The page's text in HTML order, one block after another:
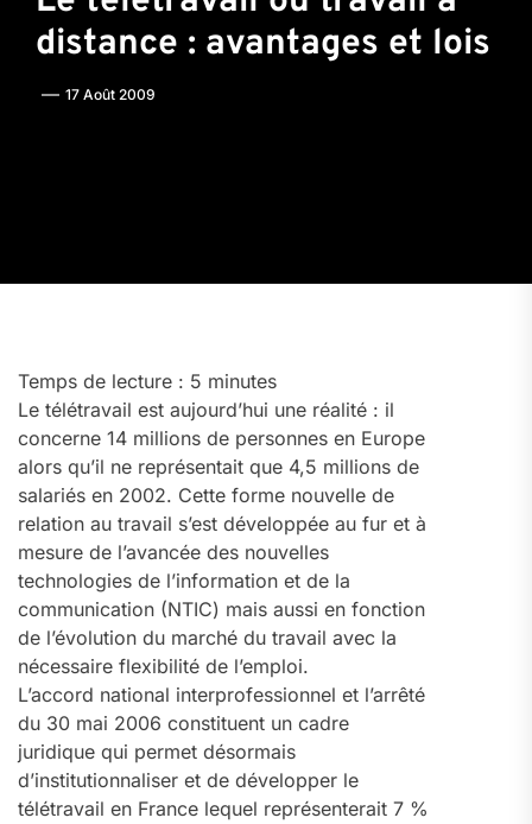
distance : avantages et lois
17 Août 2009
Temps de lecture : 5 minutes
Le télétravail est aujourd’hui une réalité : il
concerne 14 millions de personnes en Europe
alors qu’il ne représentait que 4,5 millions de
salariés en 2002. Cette forme nouvelle de
relation au travail s’est développée au fur et à
mesure de l’avancée des nouvelles
technologies de l’information et de la
communication (NTIC) mais aussi en fonction
de l’évolution du marché du travail avec la
nécessaire flexibilité de l’emploi.
L’accord national interprofessionnel et l’arrêté
du 30 mai 2006 constituent un cadre
juridique qui permet désormais
d’institutionnaliser et de développer le
télétravail en France lequel représenterait 7 %